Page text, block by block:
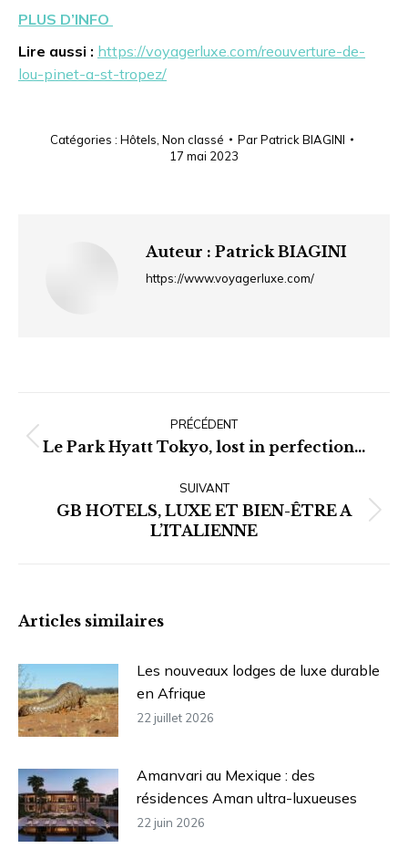
PLUS D’INFO
Lire aussi : https://voyagerluxe.com/reouverture-de-
lou-pinet-a-st-tropez/
Catégories : Hôtels Non classé ParPatrick BIAGINI
17 mai 2023
Auteur : Patrick BIAGINI
https://www.voyagerluxe.com/
article
PRÉCÉDENT
Article
:
Le Park Hyatt Tokyo, lost in perfection…
SUIVANT
Article
suivant
GB HOTELS, LUXE ET BIEN-ÊTRE A
L’ITALIENNE
Articles similaires
Les nouveaux lodges de luxe durable
en Afrique
22 juillet 2026
Amanvari au Mexique : des
résidences Aman ultra-luxueuses
22 juin 2026